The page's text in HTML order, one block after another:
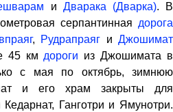
и Дварака (Дварка). В
серпантинная дорога
, Рудрапраяг и Джошимат
45 км дороги из Джошимата в
с мая по октябрь, зимнюю
и его храм закрыты для
Ганготри и Ямунотри.